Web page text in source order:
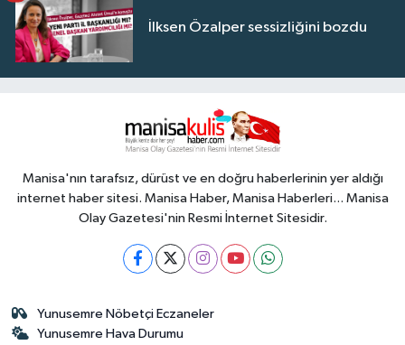
İlksen Özalper sessizliğini bozdu
Manisa'nın tarafsız, dürüst ve en doğru haberlerinin yer aldığı
internet haber sitesi. Manisa Haber, Manisa Haberleri... Manisa
Olay Gazetesi'nin Resmi İnternet Sitesidir.
Yunusemre Nöbetçi Eczaneler
Yunusemre Hava Durumu